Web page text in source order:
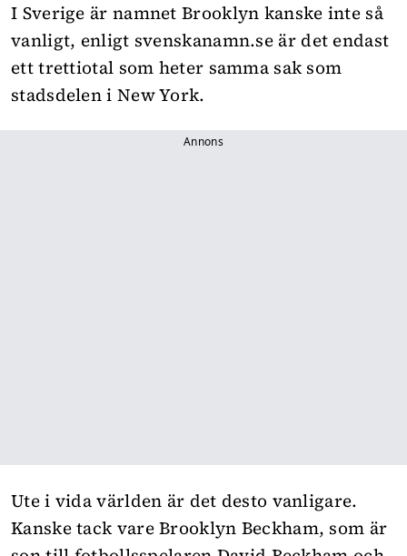
I Sverige är namnet Brooklyn kanske inte så
vanligt, enligt svenskanamn.se är det endast
ett trettiotal som heter samma sak som
stadsdelen i New York.
Annons
Ute i vida världen är det desto vanligare.
Kanske tack vare Brooklyn Beckham, som är